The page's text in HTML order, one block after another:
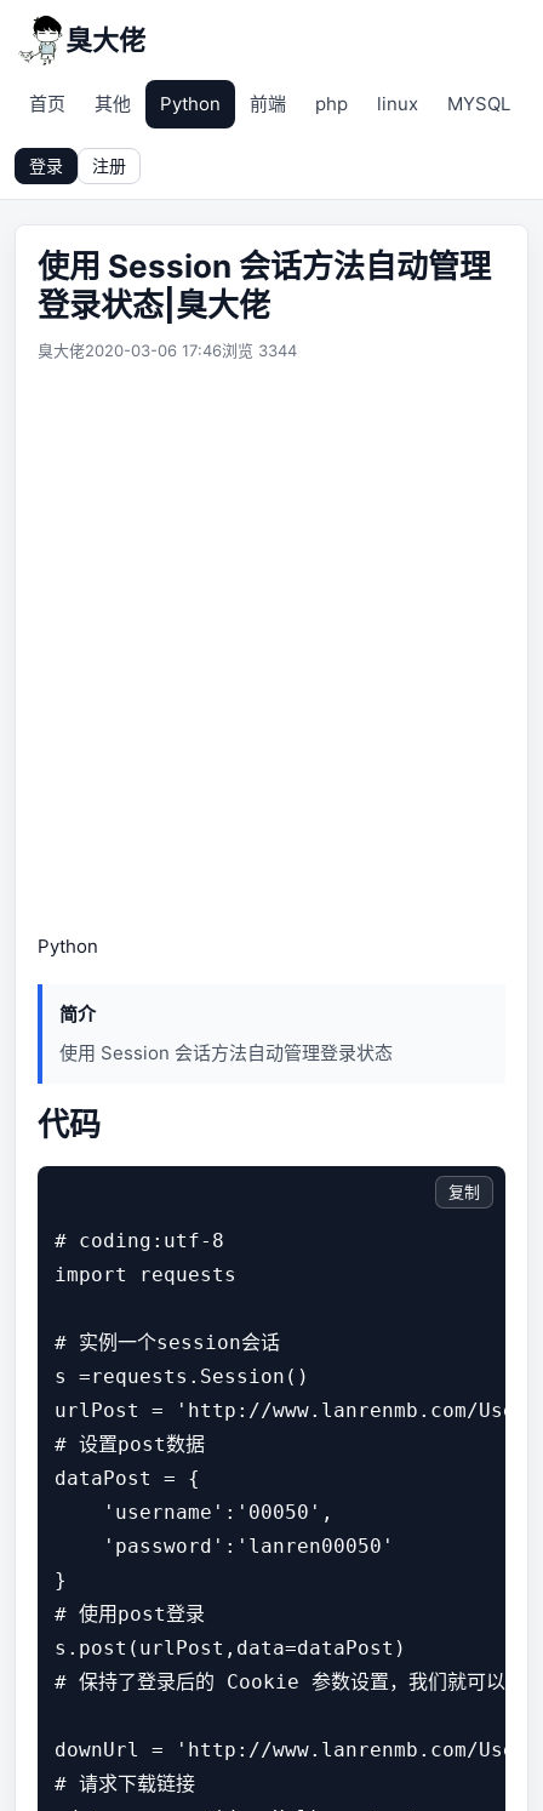
臭大佬
首页 其他 Python 前端 php linux MYSQL
登录 注册
使用 Session 会话方法自动管理
登录状态|臭大佬
臭大佬2020-03-06 17:46浏览 3344
Python
简介
使用 Session 会话方法自动管理登录状态
代码
# coding:utf-8
import requests
# 实例一个session会话
s =requests.Session()
urlPost = 'http://www.lanrenmb.com/
# 设置post数据
dataPost = {
    'username':'00050',
    'password':'lanren00050'
}
# 使用post登录
s.post(urlPost,data=dataPost)
# 保持了登录后的 Cookie 参数设置，我们就可以执
downUrl = 'http://www.lanrenmb.com/User/
# 请求下载链接
复制